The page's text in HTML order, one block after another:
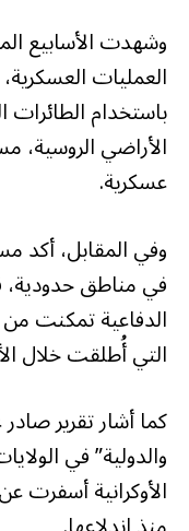
وشهدت الأسابيع
العمليات
باستخدام
الأراضي الروسية،
عسكرية.
وفي المقابل، أكد
في مناطق حدودية،
الدفاعية تمكنت
التي أُطلقت خلال
كما أشار تقرير
والدولية” في
الأوكرانية